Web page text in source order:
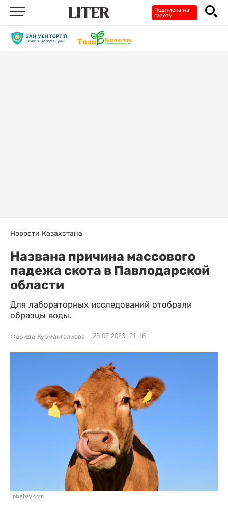
Подписка на
газету
Новости Казахстана
Названа причина массового
падежа скота в Павлодарской
области
Для лабораторных исследований отобрали
образцы воды.
Фарида Курмангалиева 25.07.2023, 21:16
pixabay.com